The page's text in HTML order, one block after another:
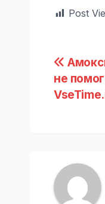
Post
по
не